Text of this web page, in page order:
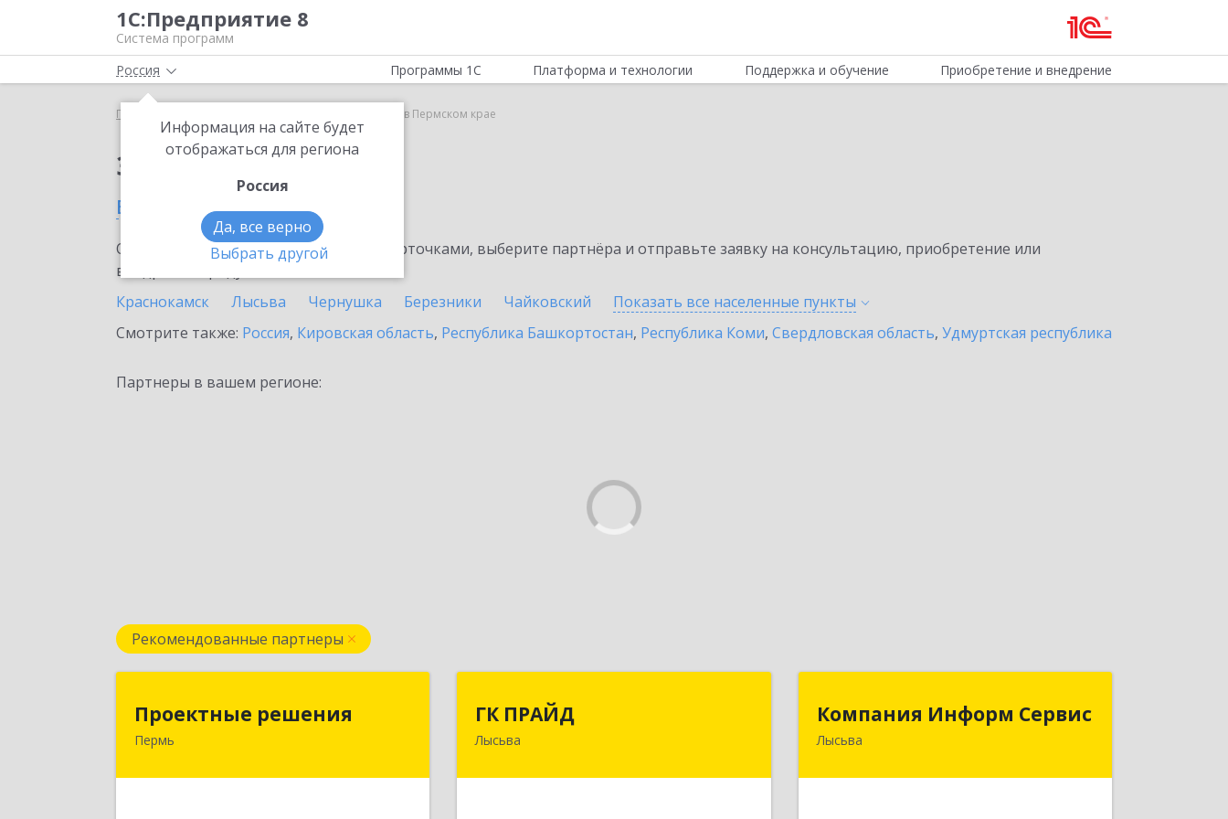
1С:Предприятие 8
Система программ
Россия
Информация на сайте будет
отображаться для региона
Россия
Да, все верно
Выбрать другой
Программы 1С Платформа и технологии Поддержка и обучение Приобретение и внедрение
Главная ИТС ПРОФ в Пермском крае
Заказать ИТС ПРОФ
в Пермском крае
Ознакомьтесь с информационными карточками, выберите партнёра и отправьте заявку на консультацию, приобретение или
внедрение продукта.
Краснокамск
Лысьва Чернушка Березники Чайковский Показать все населенные пункты
Смотрите также: Россия, Кировская область, Республика Башкортостан, Республика Коми, Свердловская область, Удмуртская республика
Партнеры в вашем регионе:
Рекомендованные партнеры
Проектные решения
Пермь
ГК ПРАЙД
Лысьва618909, Пермский край, Лысьва г,
Компания Информ Сервис
Лысьва
Компания Информ Сервис
618909, Пермский край, Лысьва г,